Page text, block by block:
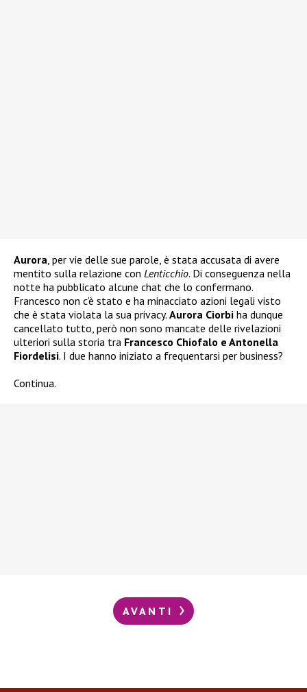
Aurora , per vie delle sue parole, è stata accusata di avere
mentito sulla relazione con Lenticchio. Di conseguenza nella
notte ha pubblicato alcune chat che lo confermano.
Francesco non c’è stato e ha minacciato azioni legali visto
che è stata violata la sua privacy. Aurora Ciorbi ha dunque
cancellato tutto, però non sono mancate delle rivelazioni
ulteriori sulla storia tra Francesco Chiofalo e Antonella
Fiordelisi. I due hanno iniziato a frequentarsi per business?
Continua.
AVANTI